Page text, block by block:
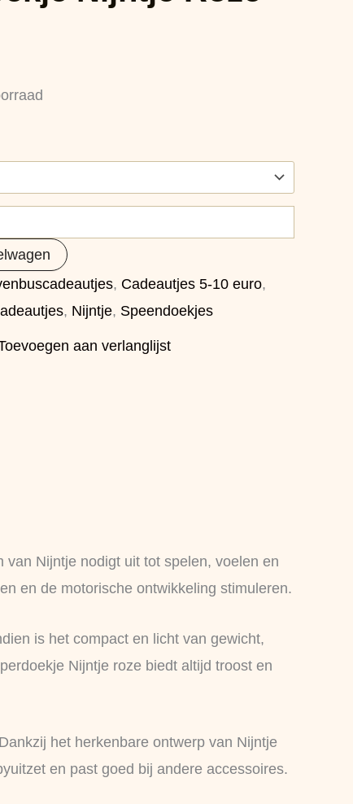
, Cadeautjes 5-10 euro,
, Nijntje, Speendoekjes
aan verlanglijst
Nijntje nodigt uit tot spelen, voelen en
en de motorische ontwikkeling stimuleren.
is het compact en licht van gewicht,
Nijntje roze biedt altijd troost en
het herkenbare ontwerp van Nijntje
en past goed bij andere accessoires.